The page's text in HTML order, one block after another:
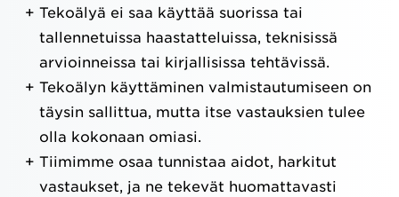
Tekoälyä ei saa käyttää suorissa tai
tallennetuissa haastatteluissa, teknisissä
arvioinneissa tai kirjallisissa tehtävissä.
Tekoälyn käyttäminen valmistautumiseen on
täysin sallittua, mutta itse vastauksien tulee
olla kokonaan omiasi.
Tiimimme osaa tunnistaa aidot, harkitut
vastaukset, ja ne tekevät huomattavasti